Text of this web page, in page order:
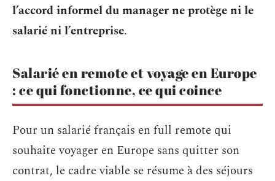
l’accord informel du manager ne protège ni le
salarié ni l’entreprise.
Salarié en remote et voyage en Europe
: ce qui fonctionne, ce qui coince
Pour un salarié français en full remote qui
souhaite voyager en Europe sans quitter son
contrat, le cadre viable se résume à des séjours